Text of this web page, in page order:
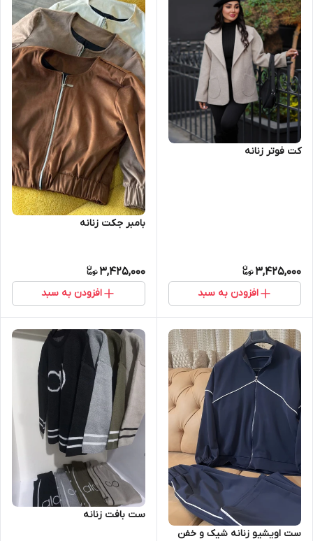
کت فوتر زنانه
3,425,000
افزودن به سبد
بامبر جکت زنانه
3,425,000
افزودن به سبد
ست اویشیو زنانه شیک و خفن
ست بافت زنانه